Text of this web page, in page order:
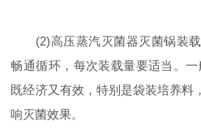
(2)高压蒸汽灭菌器灭菌锅装载
畅通循环，每次装载量要适当。一
既经济又有效，特别是袋装培养料
响灭菌效果。